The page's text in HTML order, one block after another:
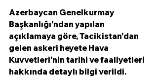
Azerbaycan Genelkurmay
Başkanlığı'ndan yapılan
açıklamaya göre, Tacikistan'dan
gelen askeri heyete Hava
Kuvvetleri'nin tarihi ve faaliyetleri
hakkında detaylı bilgi verildi.